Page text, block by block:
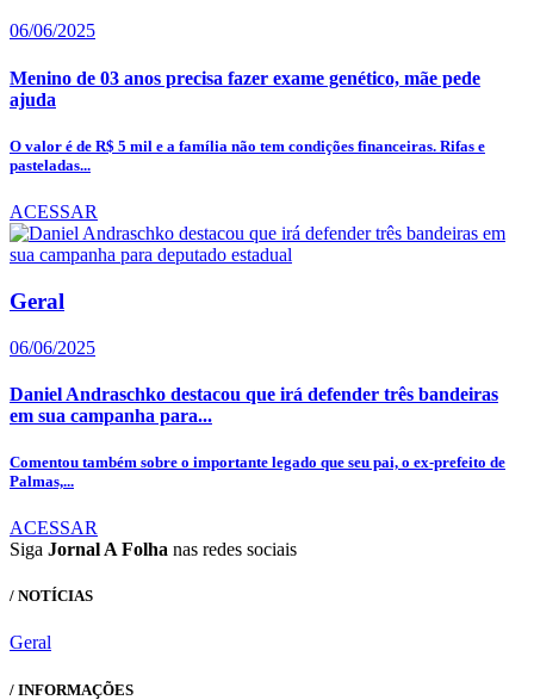
06/06/2025
Menino de 03 anos precisa fazer exame genético, mãe pede
ajuda
O valor é de R$ 5 mil e a família não tem condições financeiras. Rifas e
pasteladas...
ACESSAR
Geral
06/06/2025
Daniel Andraschko destacou que irá defender três bandeiras
em sua campanha para...
Comentou também sobre o importante legado que seu pai, o ex-prefeito de
Palmas,...
ACESSAR
Siga Jornal A Folha nas redes sociais
/ NOTÍCIAS
Geral
/ INFORMAÇÕES